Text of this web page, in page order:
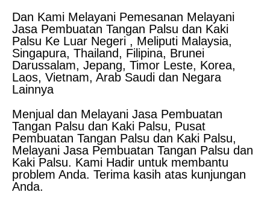
Dan Kami Melayani Pemesanan Melayani
Jasa Pembuatan Tangan Palsu dan Kaki
Palsu Ke Luar Negeri , Meliputi Malaysia,
Singapura, Thailand, Filipina, Brunei
Darussalam, Jepang, Timor Leste, Korea,
Laos, Vietnam, Arab Saudi dan Negara
Lainnya
Menjual dan Melayani Jasa Pembuatan
Tangan Palsu dan Kaki Palsu, Pusat
Pembuatan Tangan Palsu dan Kaki Palsu,
Melayani Jasa Pembuatan Tangan Palsu dan
Kaki Palsu. Kami Hadir untuk membantu
problem Anda. Terima kasih atas kunjungan
Anda.